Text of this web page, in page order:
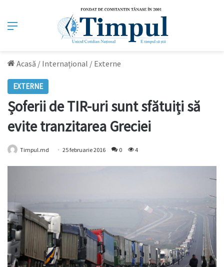
Meniu
Acasă / Internațional / Externe
EXTERNE
Șoferii de TIR-uri sunt sfătuiți să
evite tranzitarea Greciei
Timpul.md 25 februarie 2016 0 4